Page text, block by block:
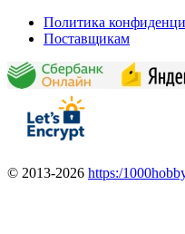
Политика
Поставщикам
© 2013-2026 https:/